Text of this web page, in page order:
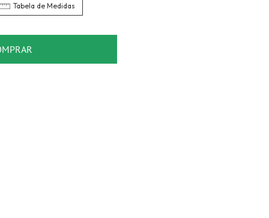
Tabela de Medidas